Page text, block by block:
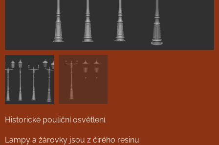
Historické pouliční osvětlení.
Lampy a žárovky jsou z čirého resinu.